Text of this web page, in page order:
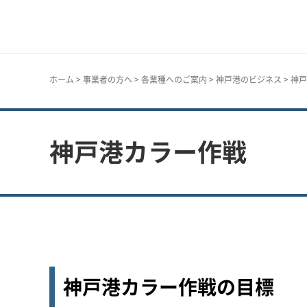
ホーム > 事業者の方へ > 各業種へのご案内 > 神戸港のビジネス > 神
神戸港カラー作戦
神戸港カラー作戦の目標